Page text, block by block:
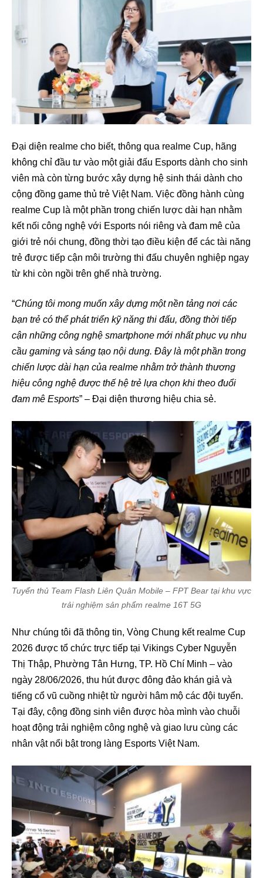
Đại diện realme cho biết, thông qua realme Cup, hãng
không chỉ đầu tư vào một giải đấu Esports dành cho sinh
viên mà còn từng bước xây dựng hệ sinh thái dành cho
cộng đồng game thủ trẻ Việt Nam. Việc đồng hành cùng
realme Cup là một phần trong chiến lược dài hạn nhằm
kết nối công nghệ với Esports nói riêng và đam mê của
giới trẻ nói chung, đồng thời tạo điều kiện để các tài năng
trẻ được tiếp cận môi trường thi đấu chuyên nghiệp ngay
từ khi còn ngồi trên ghế nhà trường.
“Chúng tôi mong muốn xây dựng một nền tảng nơi các
bạn trẻ có thể phát triển kỹ năng thi đấu, đồng thời tiếp
cận những công nghệ smartphone mới nhất phục vụ nhu
cầu gaming và sáng tạo nội dung. Đây là một phần trong
chiến lược dài hạn của realme nhằm trở thành thương
hiệu công nghệ được thế hệ trẻ lựa chọn khi theo đuổi
đam mê Esports” – Đại diện thương hiệu chia sẻ.
Tuyển thủ Team Flash Liên Quân Mobile – FPT Bear tại khu vực
trải nghiệm sản phẩm realme 16T 5G
Như chúng tôi đã thông tin, Vòng Chung kết realme Cup
2026 được tổ chức trực tiếp tại Vikings Cyber Nguyễn
Thị Thập, Phường Tân Hưng, TP. Hồ Chí Minh – vào
ngày 28/06/2026, thu hút được đông đảo khán giả và
tiếng cổ vũ cuồng nhiệt từ người hâm mộ các đội tuyển.
Tại đây, cộng đồng sinh viên được hòa mình vào chuỗi
hoạt động trải nghiệm công nghệ và giao lưu cùng các
nhân vật nổi bật trong làng Esports Việt Nam.